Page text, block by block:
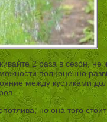
2 раза в сезон, не
полноценно
между кустиками
но она того